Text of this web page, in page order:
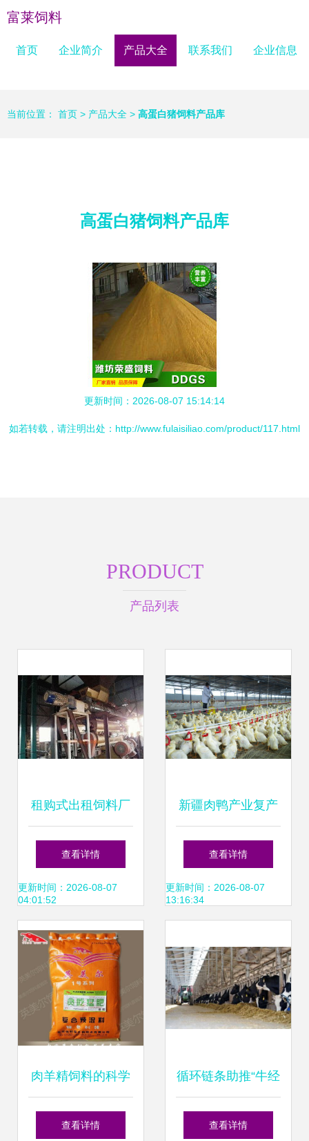
富莱饲料
首页 企业简介 产品大全 联系我们 企业信息
当前位置： 首页 > 产品大全 > 高蛋白猪饲料产品库
高蛋白猪饲料产品库
更新时间：2026-08-07 15:14:14
如若转载，请注明出处：http://www.fulaisiliao.com/product/117.html
PRODUCT
产品列表
租购式出租饲料厂
停产机组设备的可
行性与策略
查看详情
更新时间：2026-08-07
04:01:52
新疆肉鸭产业复产
复工，饲料保障助
力农民增收
查看详情
更新时间：2026-08-07
13:16:34
肉羊精饲料的科学
配制方法
查看详情
循环链条助推“牛经
济”提质增效
查看详情